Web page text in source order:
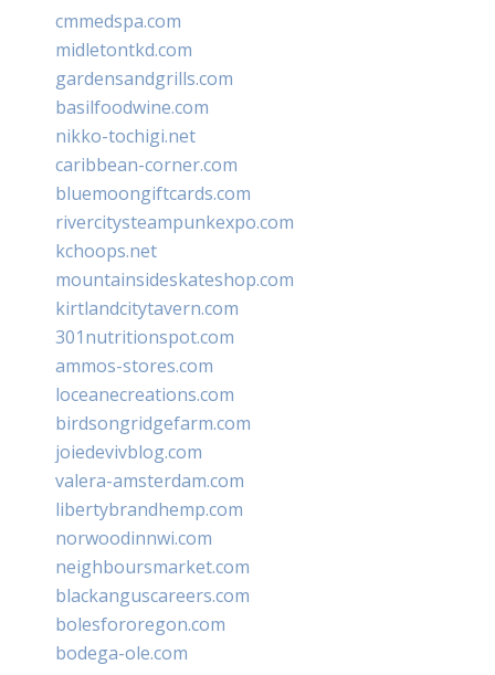
cmmedspa.com
midletontkd.com
gardensandgrills.com
basilfoodwine.com
nikko-tochigi.net
caribbean-corner.com
bluemoongiftcards.com
rivercitysteampunkexpo.com
kchoops.net
mountainsideskateshop.com
kirtlandcitytavern.com
301nutritionspot.com
ammos-stores.com
loceanecreations.com
birdsongridgefarm.com
joiedevivblog.com
valera-amsterdam.com
libertybrandhemp.com
norwoodinnwi.com
neighboursmarket.com
blackanguscareers.com
bolesfororegon.com
bodega-ole.com